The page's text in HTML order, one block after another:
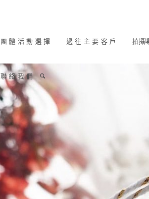
團 體 活 動 選 擇 過 往 主 要 客 戶 拍攝
聯 絡 我 們